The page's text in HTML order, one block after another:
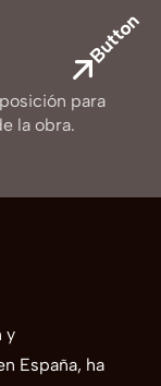
Button
para
la obra.
y
España, ha